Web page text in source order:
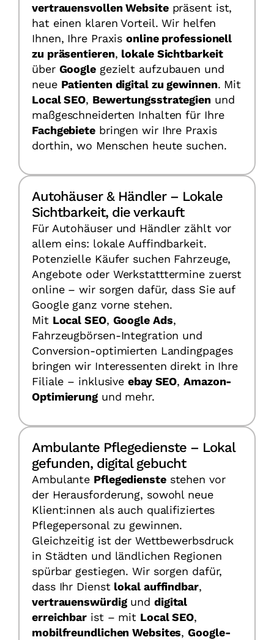
vertrauensvollen Websitepräsent ist,
hat einen klaren Vorteil. Wir helfen
Ihnen, Ihre Praxisonline professionell
zu präsentieren, lokale Sichtbarkeit
über Googlegezielt aufzubauen und
neue Patienten digital zu gewinnen. Mit
Local SEO, Bewertungsstrategienund
maßgeschneiderten Inhalten für Ihre
Fachgebietebringen wir Ihre Praxis
dorthin, wo Menschen heute suchen.
Autohäuser & Händler – Lokale
Sichtbarkeit, die verkauft
Für Autohäuser und Händler zählt vor
allem eins: lokale Auffindbarkeit.
Potenzielle Käufer suchen Fahrzeuge,
Angebote oder Werkstatttermine zuerst
online – wir sorgen dafür, dass Sie auf
Google ganz vorne stehen.
Mit Local SEO, Google Ads,
Fahrzeugbörsen-Integration und
Conversion-optimierten Landingpages
bringen wir Interessenten direkt in Ihre
Filiale – inklusive ebay SEO,Amazon-
Optimierungund mehr.
Ambulante Pflegedienste – Lokal
gefunden, digital gebucht
Ambulante Pflegedienstestehen vor
der Herausforderung, sowohl neue
Klient:innen als auch qualifiziertes
Pflegepersonal zu gewinnen.
Gleichzeitig ist der Wettbewerbsdruck
in Städten und ländlichen Regionen
spürbar gestiegen. Wir sorgen dafür,
dass Ihr Dienst lokal auffindbar,
vertrauenswürdigund digital
erreichbar ist – mit Local SEO,
mobilfreundlichen Websites,Google-